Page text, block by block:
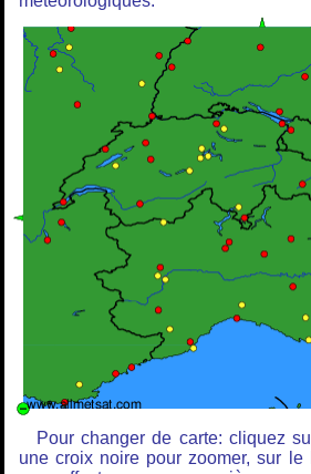
Pour changer de carte: cliquez
une croix noire pour zoomer, sur